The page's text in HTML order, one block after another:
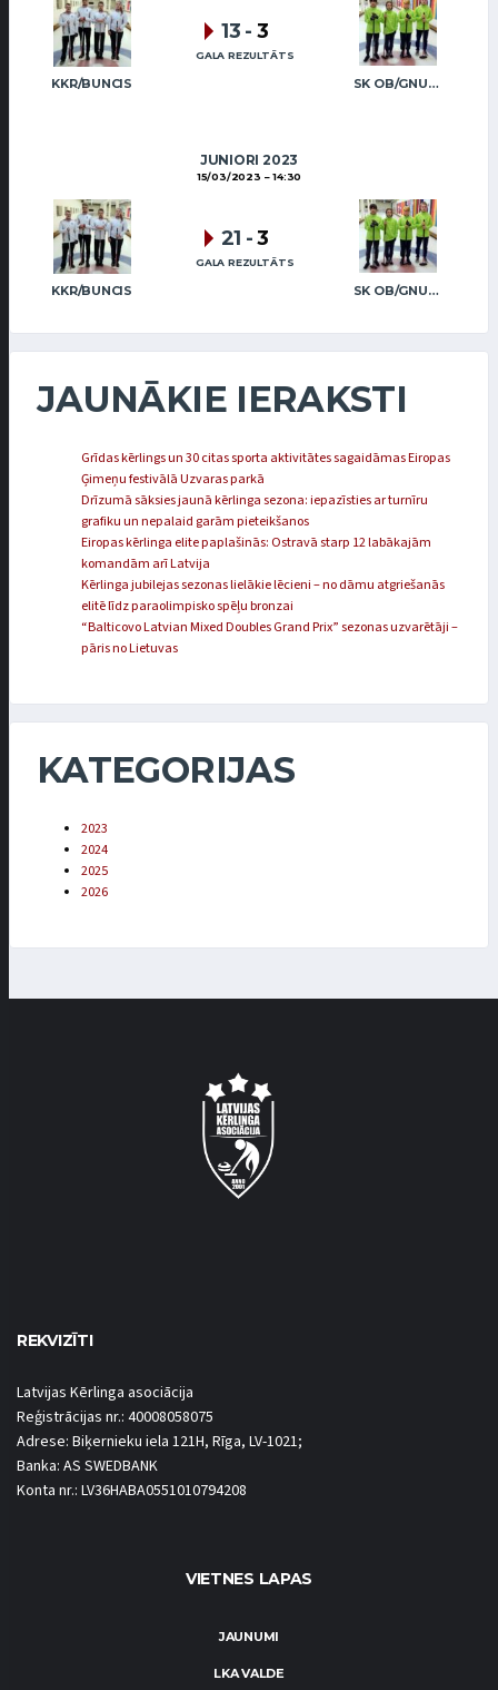
KKR/BUNCIS SK OB/GNUTONS
13 - 3
GALA REZULTĀTS
JUNIORI 2023
15/03/2023 14:30
KKR/BUNCIS SK OB/GNUTONS
21 -3
GALA REZULTĀTS
JAUNĀKIE IERAKSTI
Grīdas kērlings un 30 citas sporta aktivitātes sagaidāmas Eiropas
Ģimeņu festivālā Uzvaras parkā
Drīzumā sāksies jaunā kērlinga sezona: iepazīsties ar turnīru
grafiku un nepalaid garām pieteikšanos
Eiropas kērlinga elite paplašinās: Ostravā starp 12 labākajām
komandām arī Latvija
Kērlinga jubilejas sezonas lielākie lēcieni – no dāmu atgriešanās
elitē līdz paraolimpisko spēļu bronzai
“Balticovo Latvian Mixed Doubles Grand Prix” sezonas uzvarētāji –
pāris no Lietuvas
KATEGORIJAS
2023
2024
2025
2026
REKVIZĪTI
Latvijas Kērlinga asociācija
Reģistrācijas nr.: 40008058075
Adrese: Biķernieku iela 121H, Rīga, LV-1021;
Banka: AS SWEDBANK
Konta nr.: LV36HABA0551010794208
VIETNES LAPAS
JAUNUMI
LKA VALDE